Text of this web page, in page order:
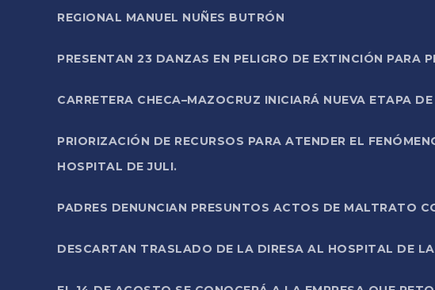
REGIONAL MANUEL NUÑES BUTRÓN
PRESENTAN 23 DANZAS EN PELIGRO DE EXTINCIÓN PARA
CARRETERA CHECA–MAZOCRUZ INICIARÁ NUEVA ETAPA
PRIORIZACIÓN DE RECURSOS PARA ATENDER EL
HOSPITAL DE JULI.
PADRES DENUNCIAN PRESUNTOS ACTOS DE MALTRATO
DESCARTAN TRASLADO DE LA DIRESA AL HOSPITAL DE